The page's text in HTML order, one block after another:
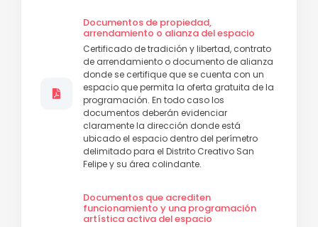
Documentos de propiedad,
arrendamiento o alianza del espacio
Certificado de tradición y libertad, contrato
de arrendamiento o documento de alianza
donde se certifique que se cuenta con un
espacio que permita la oferta gratuita de la
programación. En todo caso los
documentos deberán evidenciar
claramente la dirección donde está
ubicado el espacio dentro del perímetro
delimitado para el Distrito Creativo San
Felipe y su área colindante.
Documentos que acrediten
funcionamiento y una programación
artística activa del espacio